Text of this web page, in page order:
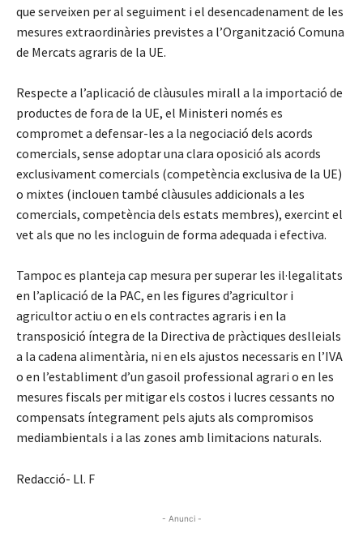
que serveixen per al seguiment i el desencadenament de les
mesures extraordinàries previstes a l’Organització Comuna
de Mercats agraris de la UE.
Respecte a l’aplicació de clàusules mirall a la importació de
productes de fora de la UE, el Ministeri només es
compromet a defensar-les a la negociació dels acords
comercials, sense adoptar una clara oposició als acords
exclusivament comercials (competència exclusiva de la UE)
o mixtes (inclouen també clàusules addicionals a les
comercials, competència dels estats membres), exercint el
vet als que no les incloguin de forma adequada i efectiva.
Tampoc es planteja cap mesura per superar les il·legalitats
en l’aplicació de la PAC, en les figures d’agricultor i
agricultor actiu o en els contractes agraris i en la
transposició íntegra de la Directiva de pràctiques deslleials
a la cadena alimentària, ni en els ajustos necessaris en l’IVA
o en l’establiment d’un gasoil professional agrari o en les
mesures fiscals per mitigar els costos i lucres cessants no
compensats íntegrament pels ajuts als compromisos
mediambientals i a las zones amb limitacions naturals.
Redacció- Ll. F
- Anunci -